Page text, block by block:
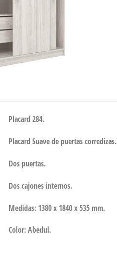
Placard 284.
Placard Suave de puertas corredizas.
Dos puertas.
Dos cajones internos.
Medidas: 1380 x 1840 x 535 mm.
Color: Abedul.